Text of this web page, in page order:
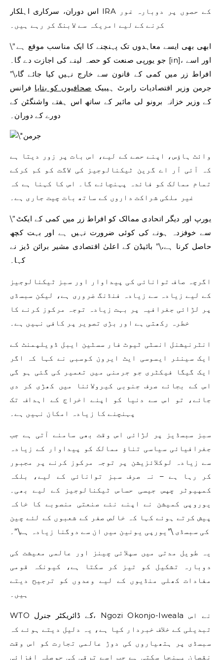
اس دوران، سرکاری اہلکار IRA کے حصوں پر دوبارہ غور
کرنے کے لیے امریکہ سے لابنگ کر رہے ہیں۔
\”ابھی بھی ایسے معاہدوں تک پہنچنے کا ایک مناسب موقع ہے
جو یورپی صنعت کو حصہ لینے کی اجازت دے گا۔ [in]، اور اسے
افراط زر میں کمی کے قانون سے خارج نہیں کیا جائے گا،\”
جرمن وزیر اقتصادیات رابرٹ ہیبیک صحافیوں کو بتایا فرانس
کے وزیر خزانہ برونو لی مائیر کے ساتھ اس ہفتے واشنگٹن کے
دورے کے دوران۔
وائٹ ہاؤس، اپنے حصے کے لیے، اس بات پر زور دیتا ہے
کہ آئی آر اے گرین ٹیکنالوجیز کی لاگت کو کم کرکے
تمام ممالک کو فائدہ پہنچائے گا۔ اس کا کہنا ہے کہ
غیر ملکی شراکت داروں کے ساتھ بات چیت جاری ہے۔
\”یورپ اور دیگر اتحادی ممالک کو افراط زر میں کمی کے ایکٹ
سے خوفزدہ ہونے کی کوئی ضرورت نہیں ہے اور بہت کچھ
حاصل کرنا ہے،\” بائیڈن کے اعلیٰ اقتصادی مشیر برائن ڈیز نے
کہا۔
اگرچہ صاف توانائی کی پیداوار اور سبز ٹیکنالوجیز
کے لیے زیادہ سے زیادہ فنڈنگ ​​ضروری ہے، لیکن سبسڈی
پر لڑائی جغرافیہ پر بہت زیادہ توجہ مرکوز کرنے کا
خطرہ رکھتی ہے اور بڑی تصویر پر کافی نہیں ہے۔
انٹرنیشنل انسٹی ٹیوٹ فار سسٹین ایبل ڈویلپمنٹ کے
ایک سینئر ایسوسی ایٹ ایرون کوسبی نے کہا کہ اگر
ایک گیگا فیکٹری جو جرمنی میں تعمیر کی گئی ہو گی
اس کے بجائے صرف جنوبی کیرولائنا میں کھڑی کر دی
جائے، تو اس سے دنیا کو اپنے اخراج کے اہداف تک
پہنچنے کا زیادہ امکان نہیں ہے۔
سبز سبسڈیز پر لڑائی اس وقت بھی سامنے آتی ہے جب
جغرافیائی سیاسی تناؤ ممالک کو پیداوار کے زیادہ
سے زیادہ لوکلائزیشن پر توجہ مرکوز کرنے پر مجبور
کر رہا ہے – نہ صرف سبز توانائی کے لیے، بلکہ
کمپیوٹر چپس جیسی حساس ٹیکنالوجیز کے لیے بھی۔
یوروپی کمیشن نے اپنے نئے صنعتی منصوبے کا خاکہ
پیش کرتے ہوئے کہا کہ خالص صفر کے شعبوں کے لئے چین
کی سبسڈی \”یورپی یونین میں ان سے دوگنا زیادہ ہے\”۔
یہ طویل مدتی میں سپلائی چینز اور عالمی معیشت کی
دوبارہ تشکیل کو تیز کر سکتا ہے، کیونکہ قومی
مفادات کھلی منڈیوں کے لیے وعدوں کو ترجیح دیتے
ہیں۔
WTO کے ڈائریکٹر جنرل، Ngozi Okonjo-Iweala نے اس
تبدیلی کے خلاف خبردار کیا ہے، یہ دلیل دیتے ہوئے کہ
سبسڈی پر ہتھیاروں کی دوڑ عالمی تجارت کو اس وقت
نقصان پہنچا سکتی ہے جب اسے ترقی کی حوصلہ افزائی